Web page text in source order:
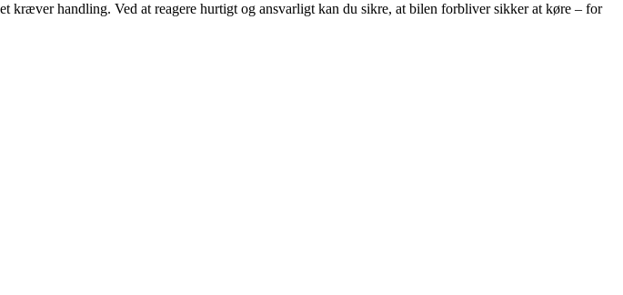
kræver handling. Ved at reagere hurtigt og ansvarligt kan du sikre, at bilen forbliver sikker at køre – for